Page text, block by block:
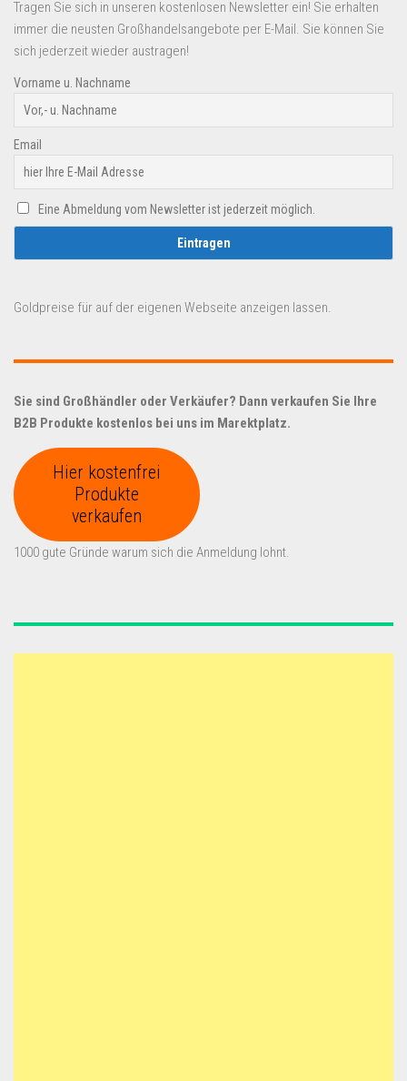
Tragen Sie sich in unseren kostenlosen Newsletter ein! Sie erhalten
immer die neusten Großhandelsangebote per E-Mail. Sie können Sie
sich jederzeit wieder austragen!
Vorname u. Nachname
Email
Eine Abmeldung vom Newsletter ist jederzeit möglich.
Goldpreise für auf der eigenen Webseite anzeigen lassen.
Sie sind Großhändler oder Verkäufer? Dann verkaufen Sie Ihre
B2B Produkte kostenlos bei uns im Marektplatz.
Hier kostenfrei
Produkte
verkaufen
1000 gute Gründe warum sich die Anmeldung lohnt.